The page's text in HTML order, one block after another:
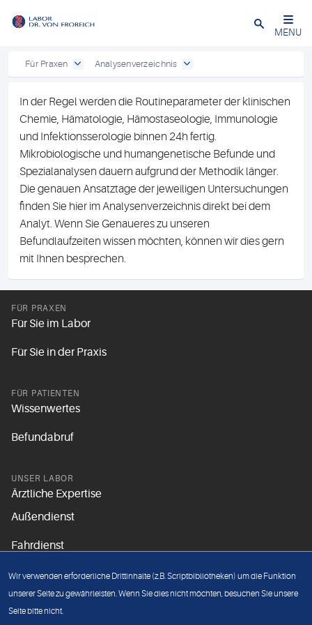
Close
MENU
Für Praxen Analysenverzeichnis
In der Regel werden die Routineparameter der klinischen
Chemie, Hämatologie, Hämostaseologie, Immunologie
und Infektionsserologie binnen 24h fertig.
Mikrobiologische und humangenetische Befunde und
Spezialanalysen dauern aufgrund der Methodik länger.
Die genauen Ansatztage der jeweiligen Untersuchungen
finden Sie hier im Analysenverzeichnis direkt bei dem
Analyt. Wenn Sie Genaueres zu unseren
Befundlaufzeiten wissen möchten, können wir dies gern
mit Ihnen besprechen.
FÜR PRAXEN
Für Sie im Labor
Für Sie in der Praxis
FÜR PATIENTEN
Wissenwertes
Befundabruf
UNSER LABOR
Ärztliche Expertise
Außendienst
Fahrdienst
Unsere Grundsätze
Wir verwenden erforderliche Drittinhalte (z.B. Scriptbibliotheken) um die Funktion
unserer Seite zu gewährleisten. Wenn Sie dies nicht möchten, besuchen Sie unsere
Seite bitte nicht.